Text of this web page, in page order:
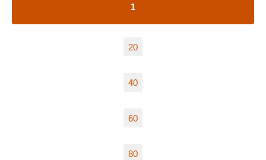
1
20
40
60
80